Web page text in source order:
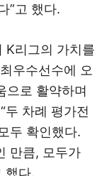
”고 했다.
K리그의 가치를
우수선수에 오
으로 활약하며
두 차례 평가전
두 확인했다.
만큼, 모두가
했다.